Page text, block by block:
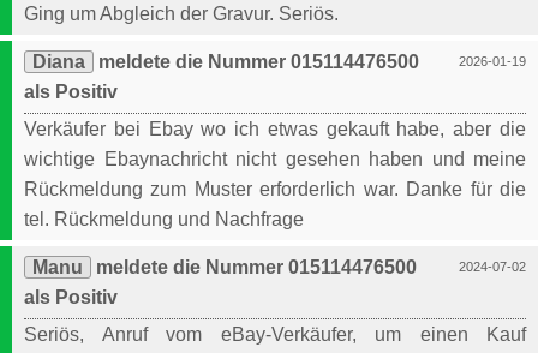
Ging um Abgleich der Gravur. Seriös.
2026-01-19
Diana
meldete die Nummer 015114476500
als Positiv
Verkäufer bei Ebay wo ich etwas gekauft habe, aber die
wichtige Ebaynachricht nicht gesehen haben und meine
Rückmeldung zum Muster erforderlich war. Danke für die
tel. Rückmeldung und Nachfrage
2024-07-02
Manu
meldete die Nummer 015114476500
als Positiv
Seriös, Anruf vom eBay-Verkäufer, um einen Kauf